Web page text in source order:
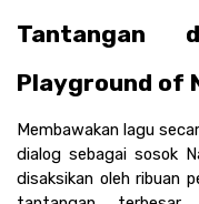
Tantangan
Playground of
Membawakan lagu
dialog sebagai sosok
disaksikan oleh ribuan